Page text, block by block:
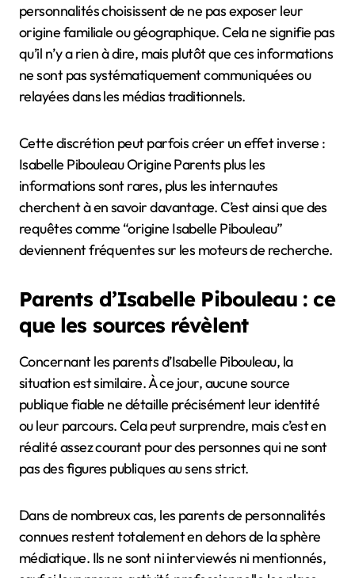
personnalités choisissent de ne pas exposer leur
origine familiale ou géographique. Cela ne signifie pas
qu’il n’y a rien à dire, mais plutôt que ces informations
ne sont pas systématiquement communiquées ou
relayées dans les médias traditionnels.
Cette discrétion peut parfois créer un effet inverse :
Isabelle Pibouleau Origine Parents plus les
informations sont rares, plus les internautes
cherchent à en savoir davantage. C’est ainsi que des
requêtes comme “origine Isabelle Pibouleau”
deviennent fréquentes sur les moteurs de recherche.
Parents d’Isabelle Pibouleau : ce
que les sources révèlent
Concernant les parents d’Isabelle Pibouleau, la
situation est similaire. À ce jour, aucune source
publique fiable ne détaille précisément leur identité
ou leur parcours. Cela peut surprendre, mais c’est en
réalité assez courant pour des personnes qui ne sont
pas des figures publiques au sens strict.
Dans de nombreux cas, les parents de personnalités
connues restent totalement en dehors de la sphère
médiatique. Ils ne sont ni interviewés ni mentionnés,